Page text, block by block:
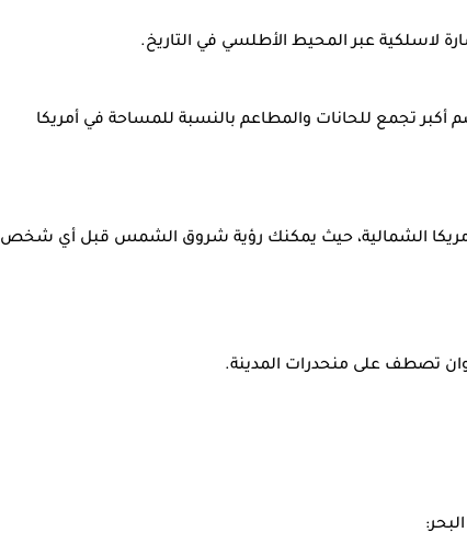
لاسلكية عبر المحيط الأطلسي في التاريخ.
أكبر تجمع للحانات والمطاعم بالنسبة للمساحة في أمريكا
الشمالية، حيث يمكنك رؤية شروق الشمس قبل أي شخص
تصطف على منحدرات المدينة.